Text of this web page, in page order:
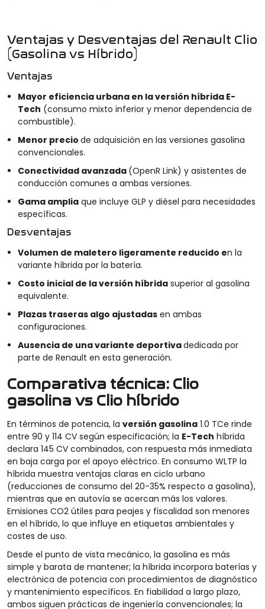
Ventajas y Desventajas del Renault Clio
(Gasolina vs Híbrido)
Ventajas
Mayor eficiencia urbana en la versión híbrida E-
Tech (consumo mixto inferior y menor dependencia de
combustible).
Menor precio de adquisición en las versiones gasolina
convencionales.
Conectividad avanzada (OpenR Link) y asistentes de
conducción comunes a ambas versiones.
Gama amplia que incluye GLP y diésel para necesidades
específicas.
Desventajas
Volumen de maletero ligeramente reducido en la
variante híbrida por la batería.
Costo inicial de la versión híbrida superior al gasolina
equivalente.
Plazas traseras algo ajustadas en ambas
configuraciones.
Ausencia de una variante deportivadedicada por
parte de Renault en esta generación.
Comparativa técnica: Clio
gasolina vs Clio híbrido
En términos de potencia, la versión gasolina 1.0 TCe rinde
entre 90 y 114 CV según especificación; la E-Tech híbrida
declara 145 CV combinados, con respuesta más inmediata
en baja carga por el apoyo eléctrico. En consumo WLTP la
híbrida muestra ventajas claras en ciclo urbano
(reducciones de consumo del 20-35% respecto a gasolina),
mientras que en autovía se acercan más los valores.
Emisiones CO2 útiles para peajes y fiscalidad son menores
en el híbrido, lo que influye en etiquetas ambientales y
costes de uso.
Desde el punto de vista mecánico, la gasolina es más
simple y barata de mantener; la híbrida incorpora baterías y
electrónica de potencia con procedimientos de diagnóstico
y mantenimiento específicos. En fiabilidad a largo plazo,
ambos siguen prácticas de ingeniería convencionales; la